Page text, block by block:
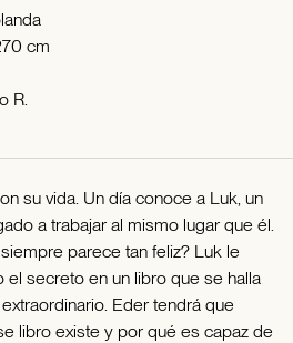
cm
R.
su vida. Un día conoce a Luk, un
a trabajar al mismo lugar que él.
parece tan feliz? Luk le
el secreto en un libro que se halla
Eder tendrá que
libro existe y por qué es capaz de